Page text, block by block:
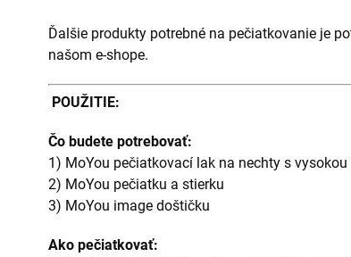
Ďalšie produkty potrebné na pečiatkovanie je
našom e-shope.
POUŽITIE:
Čo budete potrebovať:
1) MoYou pečiatkovací lak na nechty s
2) MoYou pečiatku a stierku
3) MoYou image doštičku
Ako pečiatkovať: